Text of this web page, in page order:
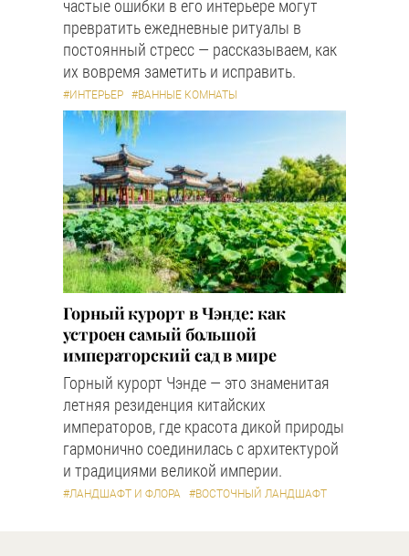
частые ошибки в его интерьере могут
превратить ежедневные ритуалы в
постоянный стресс — рассказываем, как
их вовремя заметить и исправить.
#ИНТЕРЬЕР #ВАННЫЕ КОМНАТЫ
Горный курорт в Чэнде: как
устроен самый большой
императорский сад в мире
Горный курорт Чэнде — это знаменитая
летняя резиденция китайских
императоров, где красота дикой природы
гармонично соединилась с архитектурой
и традициями великой империи.
#ЛАНДШАФТ И ФЛОРА #ВОСТОЧНЫЙ ЛАНДШАФТ